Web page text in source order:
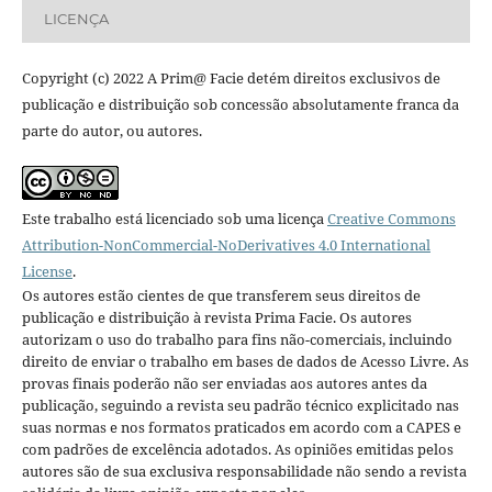
LICENÇA
Copyright (c) 2022 A Prim@ Facie detém direitos exclusivos de
publicação e distribuição sob concessão absolutamente franca da
parte do autor, ou autores.
Este trabalho está licenciado sob uma licençaCreative Commons
Attribution-NonCommercial-NoDerivatives 4.0 International
License.
Os autores estão cientes de que transferem seus direitos de
publicação e distribuição à revista Prima Facie. Os autores
autorizam o uso do trabalho para fins não-comerciais, incluindo
direito de enviar o trabalho em bases de dados de Acesso Livre. As
provas finais poderão não ser enviadas aos autores antes da
publicação, seguindo a revista seu padrão técnico explicitado nas
suas normas e nos formatos praticados em acordo com a CAPES e
com padrões de excelência adotados. As opiniões emitidas pelos
autores são de sua exclusiva responsabilidade não sendo a revista